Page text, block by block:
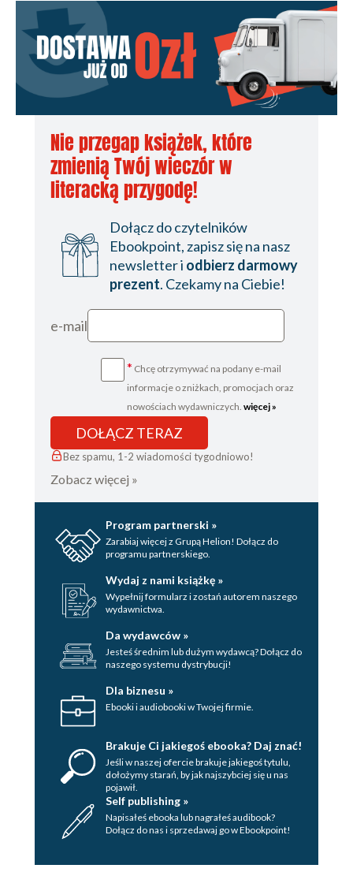
Nie przegap książek, które
zmienią Twój wieczór w
literacką przygodę!
Dołącz do czytelników
Ebookpoint, zapisz się na nasz
newsletter i odbierz darmowy
prezent. Czekamy na Ciebie!
e-mail
* Chcę otrzymywać na podany e-mail
informacje o zniżkach, promocjach oraz
nowościach wydawniczych. więcej »
DOŁĄCZ TERAZ
Bez spamu, 1-2 wiadomości tygodniowo!
Zobacz więcej »
Program partnerski »
Zarabiaj więcej z Grupą Helion! Dołącz do
programu partnerskiego.
Wydaj z nami książkę »
Wypełnij formularz i zostań autorem naszego
wydawnictwa.
Da wydawców »
Jesteś średnim lub dużym wydawcą? Dołącz do
naszego systemu dystrybucji!
Dla biznesu »
Ebooki i audiobooki w Twojej firmie.
Brakuje Ci jakiegoś ebooka? Daj znać!
Jeśli w naszej ofercie brakuje jakiegoś tytulu,
dołożymy starań, by jak najszybciej się u nas
pojawił.
Self publishing »
Napisałeś ebooka lub nagrałeś audibook?
Dołącz do nas i sprzedawaj go w Ebookpoint!